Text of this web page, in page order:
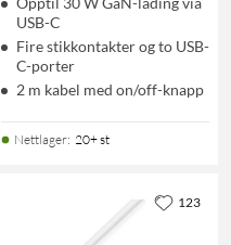
USB-C
Fire stikkontakter og to USB-
C-porter
2 m kabel med on/off-knapp
Nettlager: 20+ st
123